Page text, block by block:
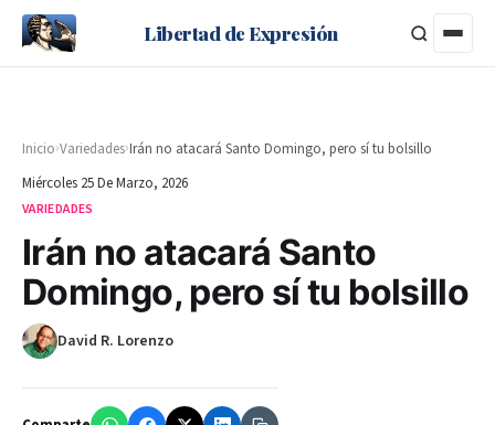
Libertad de Expresión
Inicio›Variedades›Irán no atacará Santo Domingo, pero sí tu bolsillo
Miércoles 25 De Marzo, 2026
VARIEDADES
Irán no atacará Santo
Domingo, pero sí tu bolsillo
David R. Lorenzo